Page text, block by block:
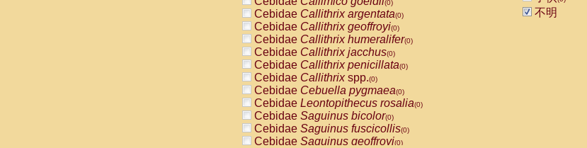
(0)
Cebidae Callithrix argentata(0)
Cebidae Callithrix geoffroyi(0)
Cebidae Callithrix humeralifer(0)
Cebidae Callithrix jacchus(0)
Cebidae Callithrix penicillata(0)
Cebidae Callithrixspp.(0)
Cebidae Cebuella pygmaea(0)
Cebidae Leontopithecus rosalia(0)
Cebidae Saguinus bicolor(0)
Cebidae Saguinus fuscicollis(0)
Cebidae Saguinus geoffroyi(0)
不明